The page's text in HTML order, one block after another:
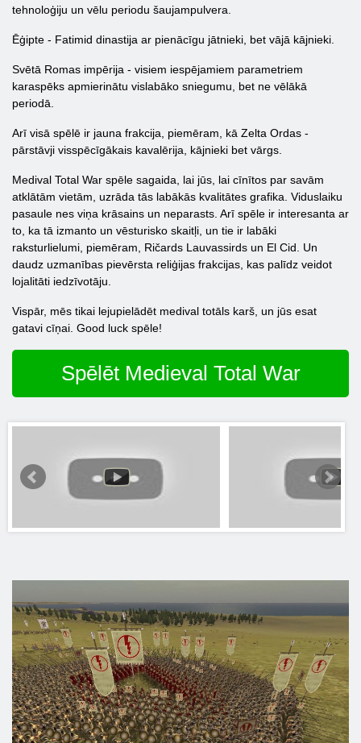
tehnoloģiju un vēlu periodu šaujampulvera.
Ēģipte - Fatimid dinastija ar pienācīgu jātnieki, bet vājā kājnieki.
Svētā Romas impērija - visiem iespējamiem parametriem
karaspēks apmierinātu vislabāko sniegumu, bet ne vēlākā
periodā.
Arī visā spēlē ir jauna frakcija, piemēram, kā Zelta Ordas -
pārstāvji visspēcīgākais kavalērija, kājnieki bet vārgs.
Medival Total War spēle sagaida, lai jūs, lai cīnītos par savām
atklātām vietām, uzrāda tās labākās kvalitātes grafika. Viduslaiku
pasaule nes viņa krāsains un neparasts. Arī spēle ir interesanta ar
to, ka tā izmanto un vēsturisko skaitļi, un tie ir labāki
raksturlielumi, piemēram, Ričards Lauvassirds un El Cid. Un
daudz uzmanības pievērsta reliģijas frakcijas, kas palīdz veidot
lojalitāti iedzīvotāju.
Vispār, mēs tikai lejupielādēt medival totāls karš, un jūs esat
gatavi cīņai. Good luck spēle!
Spēlēt Medieval Total War